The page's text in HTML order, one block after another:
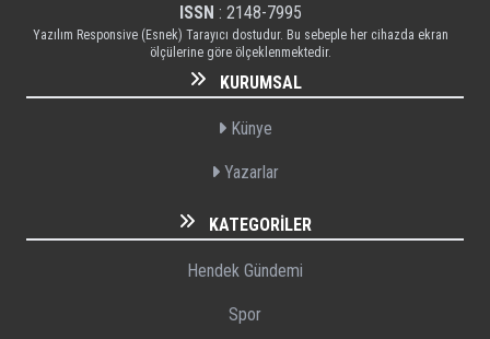
ISSN : 2148-7995
Yazılım Responsive (Esnek) Tarayıcı dostudur. Bu sebeple her cihazda ekran
ölçülerine göre ölçeklenmektedir.
KURUMSAL
Künye
Yazarlar
KATEGORILER
Hendek Gündemi
Spor